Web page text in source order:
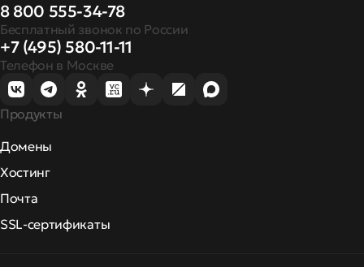
8 800 555-34-78
Бесплатный звонок по России
+7 (495) 580-11-11
Телефон в Москве
Продукты
Домены
Хостинг
Почта
SSL-сертификаты